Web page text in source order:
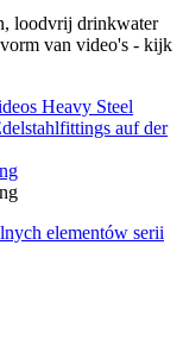
loodvrij drinkwater
van video's - kijk